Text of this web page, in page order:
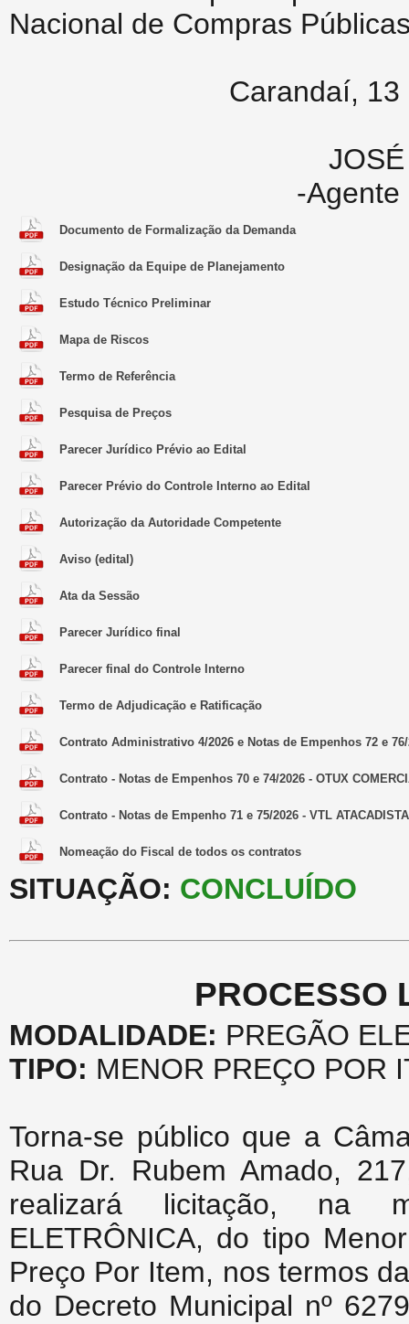
Nacional de Compras
Carandaí,
-Agente
Documento de Formalização da Demanda
Designação da Equipe de Planejamento
Estudo Técnico Preliminar
Mapa de Riscos
Termo de Referência
Pesquisa de Preços
Parecer Jurídico Prévio ao Edital
Parecer Prévio do Controle Interno ao Edital
Autorização da Autoridade Competente
Aviso (edital)
Ata da Sessão
Parecer Jurídico final
Parecer final do Controle Interno
Termo de Adjudicação e Ratificação
Contrato Administrativo 4/2026 e Notas de Empenhos 72 e
Contrato - Notas de Empenhos 70 e 74/2026 - OTUX
Contrato - Notas de Empenho 71 e 75/2026 - VTL
Nomeação do Fiscal de todos os contratos
SITUAÇÃO: CONCLUÍDO
PROCESSO
MODALIDADE: PREGÃO
TIPO: MENOR PREÇO POR
Torna-se público que a
Rua Dr. Rubem Amado,
realizará licitação, na
ELETRÔNICA, do tipo
Preço Por Item, nos termos
do Decreto Municipal nº